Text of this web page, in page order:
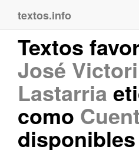
textos.info
Textos
José
Lastarria
como
disponibles